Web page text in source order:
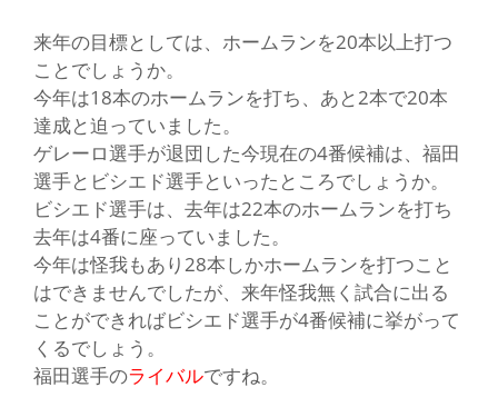
来年の目標としては、ホームランを20本以上打つ
ことでしょうか。
今年は18本のホームランを打ち、あと2本で20本
達成と迫っていました。
ゲレーロ選手が退団した今現在の4番候補は、福田
選手とビシエド選手といったところでしょうか。
ビシエド選手は、去年は22本のホームランを打ち
去年は4番に座っていました。
今年は怪我もあり28本しかホームランを打つこと
はできませんでしたが、来年怪我無く試合に出る
ことができればビシエド選手が4番候補に挙がって
くるでしょう。
福田選手のライバルですね。